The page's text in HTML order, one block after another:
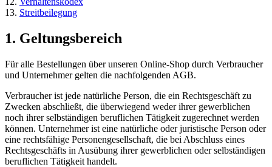
13. Streitbeilegung
1. Geltungsbereich
Für alle Bestellungen über unseren Online-Shop durch Verbraucher
und Unternehmer gelten die nachfolgenden AGB.
Verbraucher ist jede natürliche Person, die ein Rechtsgeschäft zu
Zwecken abschließt, die überwiegend weder ihrer gewerblichen
noch ihrer selbständigen beruflichen Tätigkeit zugerechnet werden
können. Unternehmer ist eine natürliche oder juristische Person oder
eine rechtsfähige Personengesellschaft, die bei Abschluss eines
Rechtsgeschäfts in Ausübung ihrer gewerblichen oder selbständigen
beruflichen Tätigkeit handelt.